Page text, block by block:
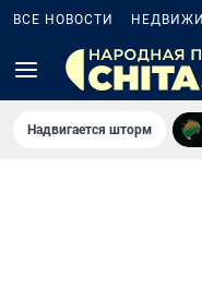
ВСЕ НОВОСТИ
Надвигается шторм